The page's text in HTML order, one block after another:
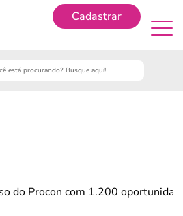
Cadastrar
do Procon com 1.200